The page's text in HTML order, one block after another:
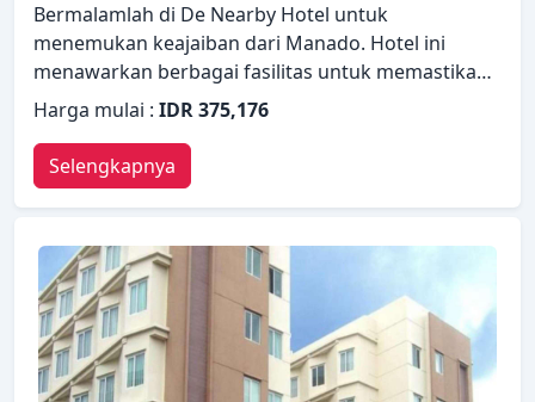
Bermalamlah di De Nearby Hotel untuk
menemukan keajaiban dari Manado. Hotel ini
menawarkan berbagai fasilitas untuk memastikan
Anda mendapatkan pengalaman yang luar biasa.
WiFi gratis di semua kamar, resepsionis 24 jam,
layanan kamar 24 jam, Wi-fi di tempat umum,
tempat parkir mobil ada untuk kenikmatan para
tamu. Beberapa kamar dirancang dengan baik
dengan adanya fasilitas televisi layar datar, AC, meja
tulis, balkon/teras, telepon. Hotel ini menawarkan
berbagai pilihan rekreasi. De Nearby Hotel adalah
pilihan yang sangat baik untuk menjelajahi Manado
atau untuk sekadar bersantai dan menyegarkan
diri.
Harga mulai : IDR 375,176
Selengkapnya